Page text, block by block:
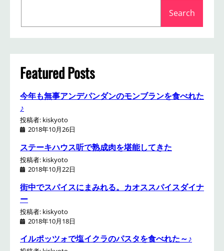
a
r
c
h
Search
Featured Posts
今年も無事アンデパンダンのモンブランを食べれた
♪
投稿者: kiskyoto
2018年10月26日
ステーキハウス听で熟成肉を堪能してきた
投稿者: kiskyoto
2018年10月22日
街中でスパイスにまみれる。カオススパイスダイナ
ー
投稿者: kiskyoto
2018年10月18日
イルポッツォで塩イクラのパスタを食べれた～♪